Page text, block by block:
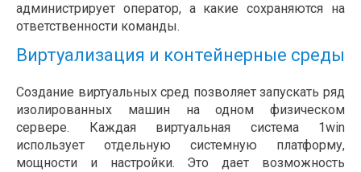
администрирует оператор, а какие сохраняются на
ответственности команды.
Виртуализация и контейнерные среды
Создание виртуальных сред позволяет запускать ряд
изолированных машин на одном физическом
сервере. Каждая виртуальная система 1win
использует отдельную системную платформу,
мощности и настройки. Это дает возможность